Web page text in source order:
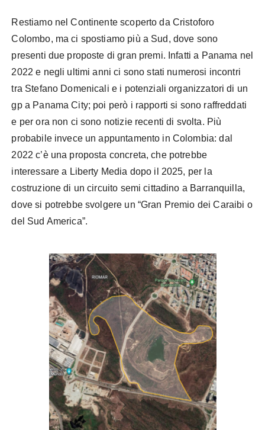
Restiamo nel Continente scoperto da Cristoforo
Colombo, ma ci spostiamo più a Sud, dove sono
presenti due proposte di gran premi. Infatti a Panama nel
2022 e negli ultimi anni ci sono stati numerosi incontri
tra Stefano Domenicali e i potenziali organizzatori di un
gp a Panama City; poi però i rapporti si sono raffreddati
e per ora non ci sono notizie recenti di svolta. Più
probabile invece un appuntamento in Colombia: dal
2022 c’è una proposta concreta, che potrebbe
interessare a Liberty Media dopo il 2025, per la
costruzione di un circuito semi cittadino a Barranquilla,
dove si potrebbe svolgere un “Gran Premio dei Caraibi o
del Sud America”.